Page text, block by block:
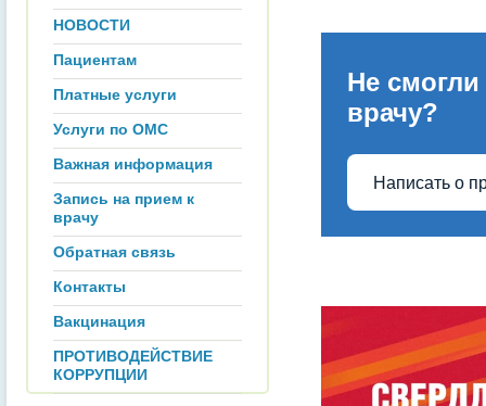
НОВОСТИ
Пациентам
Платные услуги
Услуги по ОМС
Важная информация
Запись на прием к
врачу
Обратная связь
Контакты
Вакцинация
ПРОТИВОДЕЙСТВИЕ
КОРРУПЦИИ
Не смогли
врачу?
Написать о